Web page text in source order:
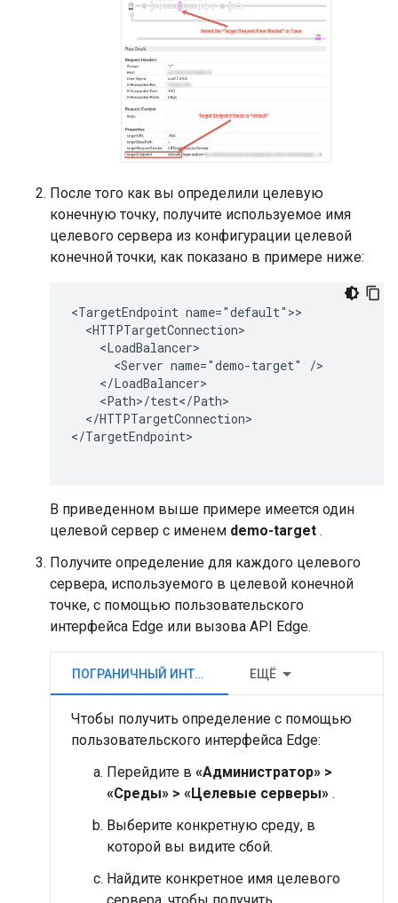
После того как вы определили целевую
конечную точку, получите используемое имя
целевого сервера из конфигурации целевой
конечной точки, как показано в примере ниже:
<TargetEndpoint name="default">>
  <HTTPTargetConnection>
    <LoadBalancer>
      <Server name="demo-target" />
    </LoadBalancer>
    <Path>/test</Path>
  </HTTPTargetConnection>
</TargetEndpoint>
В приведенном выше примере имеется один
целевой сервер с именем demo-target .
Получите определение для каждого целевого
сервера, используемого в целевой конечной
точке, с помощью пользовательского
интерфейса Edge или вызова API Edge.
ПОГРАНИЧНЫЙ ИНТЕРФЕЙС ЕЩЁ
Чтобы получить определение с помощью
пользовательского интерфейса Edge:
Перейдите в «Администратор» >
«Среды» > «Целевые серверы» .
Выберите конкретную среду, в
которой вы видите сбой.
Найдите конкретное имя целевого
сервера, чтобы получить